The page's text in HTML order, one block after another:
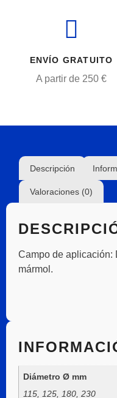
ENVÍO GRATUITO
A partir de 250 €
Descripción
Valoraciones (0)
Campo de aplicación:
mármol.
Diámetro Ø mm
115, 125, 180, 230